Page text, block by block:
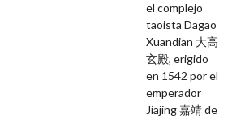
el complejo
taoista Dagao
Xuandian 大高
玄殿, erigido
en 1542 por el
emperador
Jiajing嘉靖de